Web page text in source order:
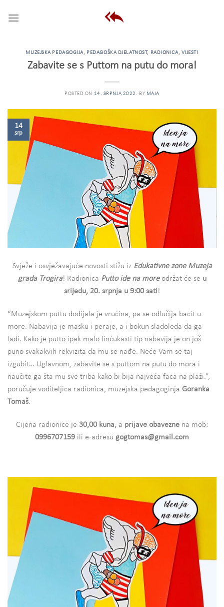
MUZEJSKA PEDAGOGIJA, PEDAGOŠKA DJELATNOST, RADIONICA, VIJESTI
Zabavite se s Puttom na putu do mora!
POSTED ON 14. SRPNJA 2022. BY MAJA
14
srp
Svježe i osvježavajuće novosti stižu iz Edukativne zone Muzeja
grada Trogira! Radionica Putto ide na moreodržat će se u
srijedu, 20. srpnja u 9:00 sati!
“Muzejskom puttu dodijala je vrućina, pa se odlučija bacit u
more. Nabavija je masku i peraje, a i bokun sladoleda da ga
ladi. Kako je putto ipak malo finćukasti tip nabavija je on još
puno svakakvih rekvizita da mu se nađe. Neće Vam se taj
izgubit… Uglavnom, zabavite se s puttom na putu do mora i
naučite ga šta mu sve triba kako bi bija najveća faca na plaži.”,
poručuje voditeljica radionica, muzejska pedagoginja Goranka
Tomaš.
Cijena radionice je 30,00 kuna, a prijave obavezne na mob:
0996707159 ili e-adresu gogtomas@gmail.com